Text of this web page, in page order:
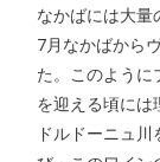
なかばには大量
7月なかばから
た。このように
を迎える頃には
ドルドーニュ